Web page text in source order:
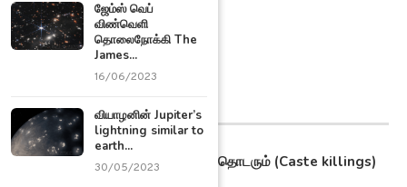
16/10/2021
மாவட்ட செய்திகள்
தமிழகத்தில் தொடரும் (Caste killings)
ஜேம்ஸ் வெப்
விண்வெளி
தொலைநோக்கி The
James...
16/06/2023
வியாழனின் Jupiter’s
lightning similar to
earth...
30/05/2023